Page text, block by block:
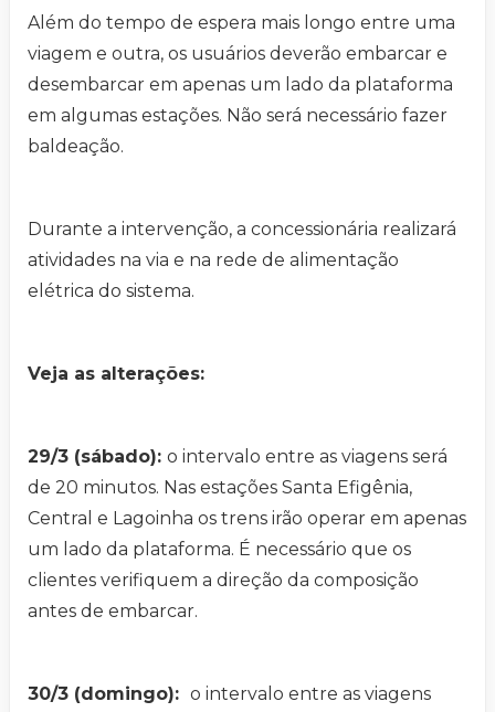
Além do tempo de espera mais longo entre uma
viagem e outra, os usuários deverão embarcar e
desembarcar em apenas um lado da plataforma
em algumas estações. Não será necessário fazer
baldeação.
Durante a intervenção, a concessionária realizará
atividades na via e na rede de alimentação
elétrica do sistema.
Veja as alterações:
29/3 (sábado): o intervalo entre as viagens será
de 20 minutos. Nas estações Santa Efigênia,
Central e Lagoinha os trens irão operar em apenas
um lado da plataforma. É necessário que os
clientes verifiquem a direção da composição
antes de embarcar.
30/3 (domingo): o intervalo entre as viagens